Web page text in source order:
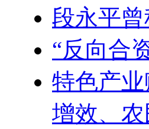
段永平
“反向合
特色产业
增效、